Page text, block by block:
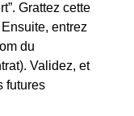
Grattez cette
entrez
du
Validez, et
futures